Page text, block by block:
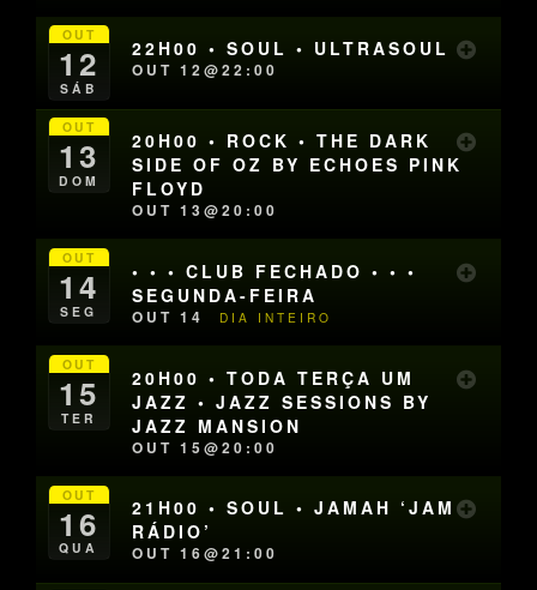
OUT
12
SÁB
22H00 • SOUL • ULTRASOUL
OUT 12@22:00
OUT
13
DOM
20H00 • ROCK • THE DARK
SIDE OF OZ BY ECHOES PINK
FLOYD
OUT 13@20:00
OUT
14
SEG
• • • CLUB FECHADO • • •
SEGUNDA-FEIRA
OUT 14 DIA INTEIRO
OUT
15
TER
20H00 • TODA TERÇA UM
JAZZ • JAZZ SESSIONS BY
JAZZ MANSION
OUT 15@20:00
OUT
16
QUA
21H00 • SOUL • JAMAH ‘JAM
RÁDIO’
OUT 16@21:00